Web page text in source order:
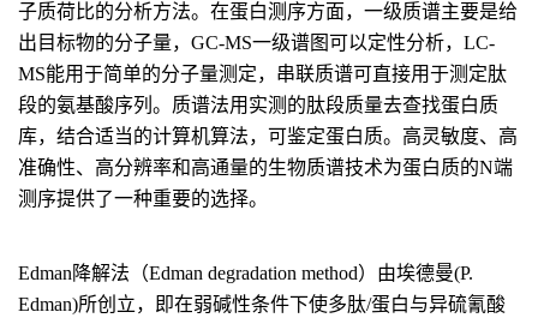
子质荷比的分析方法。在蛋白测序方面，一级质谱主要是给
出目标物的分子量，GC-MS一级谱图可以定性分析，LC-
MS能用于简单的分子量测定，串联质谱可直接用于测定肽
段的氨基酸序列。质谱法用实测的肽段质量去查找蛋白质
库，结合适当的计算机算法，可鉴定蛋白质。高灵敏度、高
准确性、高分辨率和高通量的生物质谱技术为蛋白质的N端
测序提供了一种重要的选择。
Edman降解法（Edman degradation method）由埃德曼(P.
Edman)所创立，即在弱碱性条件下使多肽/蛋白与异硫氰酸